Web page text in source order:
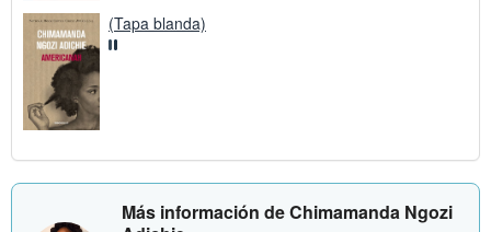
(Tapa blanda)
Más información de Chimamanda Ngozi